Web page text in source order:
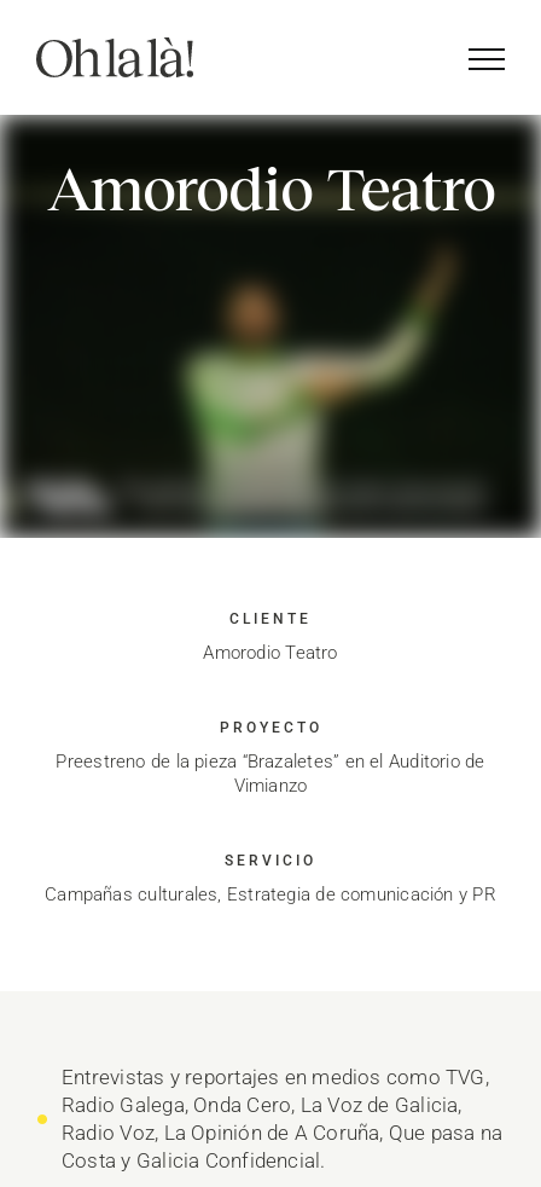
contenido
Amorodio Teatro
CLIENTE
Amorodio Teatro
PROYECTO
Preestreno de la pieza “Brazaletes” en el Auditorio de
Vimianzo
SERVICIO
Campañas culturales, Estrategia de comunicación y PR
Entrevistas y reportajes en medios como TVG,
Radio Galega, Onda Cero, La Voz de Galicia,
Radio Voz, La Opinión de A Coruña, Que pasa na
Costa y Galicia Confidencial.